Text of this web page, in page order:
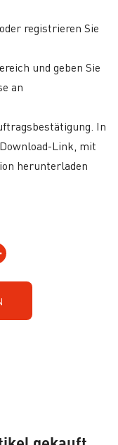
registrieren Sie
und geben Sie
an
In
Link, mit
herunterladen